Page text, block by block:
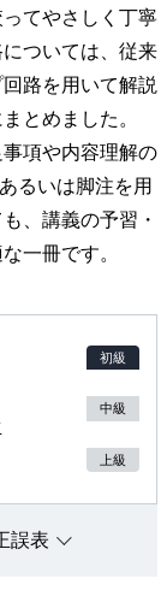
てやさしく丁寧
ついては、従来
路を用いて解説
とめました。
項や内容理解の
るいは脚注を用
、講義の予習・
一冊です。
初級
中級
上級
誤表